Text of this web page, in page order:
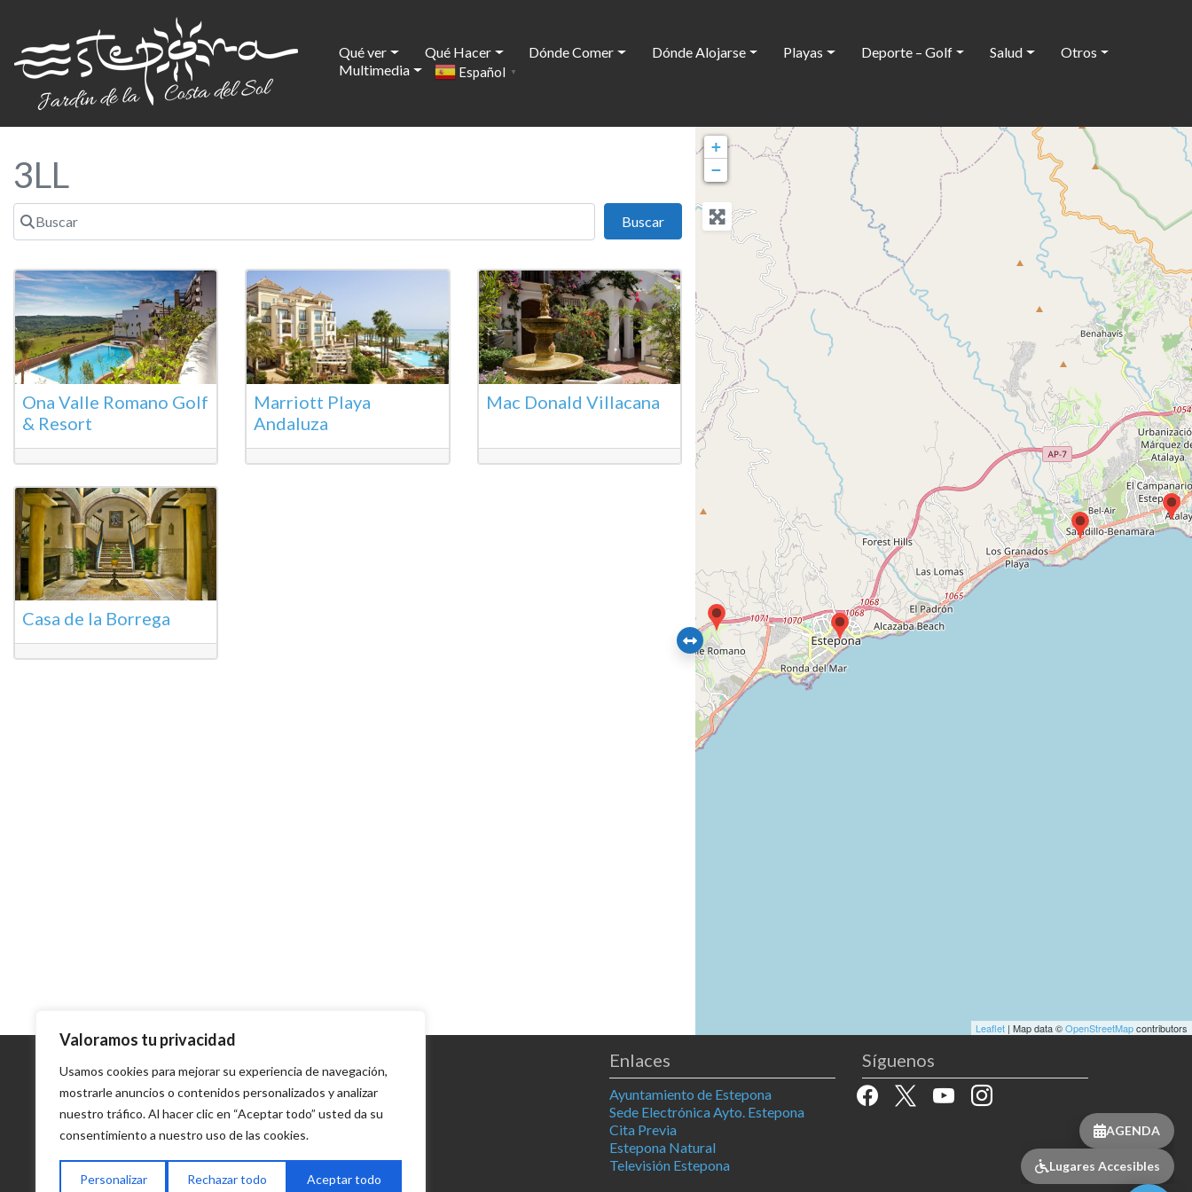
Valoramos tu privacidad
Usamos cookies para mejorar su experiencia de navegación,
mostrarle anuncios o contenidos personalizados y analizar
nuestro tráfico. Al hacer clic en “Aceptar todo” usted da su
consentimiento a nuestro uso de las cookies.
Personalizar Rechazar todo Aceptar todo
Qué ver Qué Hacer Dónde Comer Dónde Alojarse Playas Deporte – Golf Salud
Otros
Multimedia
Español ▼
3LL
Buscar
BuscarBuscar
Ona Valle Romano Golf
& Resort
Marriott Playa
Andaluza
Mac Donald Villacana
Casa de la Borrega
+
−
Leaflet | Map data ©OpenStreetMapcontributors
Delegación de Turismo
Excmo. Ayuntamiento de
Estepona
Tel. (+34) 952 80 20 02
turismo@estepona.es
Enlaces
Ayuntamiento de Estepona
Sede Electrónica Ayto. Estepona
Cita Previa
Estepona Natural
Televisión Estepona
Síguenos
facebook
x youtubeinstagram
AGENDA
Lugares Accesibles